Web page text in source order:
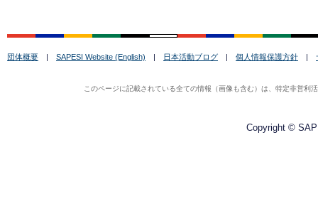
団体概要 | SAPESI Website (English) | 日本活動ブログ | 個人情報保護方針 |
このページに記載されている全ての情報（画像も含む）は、特定非営
Copyright ©